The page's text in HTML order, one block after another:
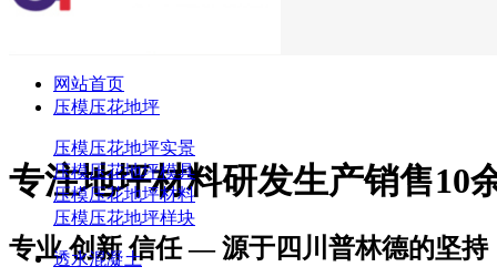
专注地坪材料研发生产销售10
专业 创新 信任 — 源于四川普林德的坚持
网站首页
压模压花地坪
压模压花地坪实景
压模压花地坪模具
压模压花地坪材料
压模压花地坪样块
透水混凝土